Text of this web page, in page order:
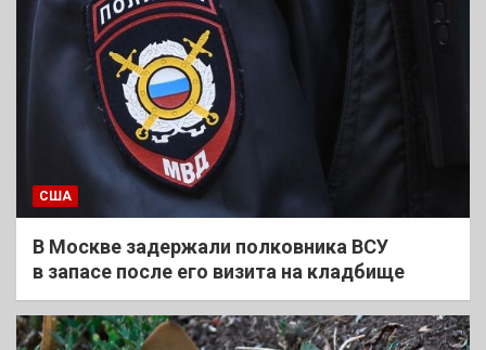
США
В Москве задержали полковника ВСУ
в запасе после его визита на кладбище